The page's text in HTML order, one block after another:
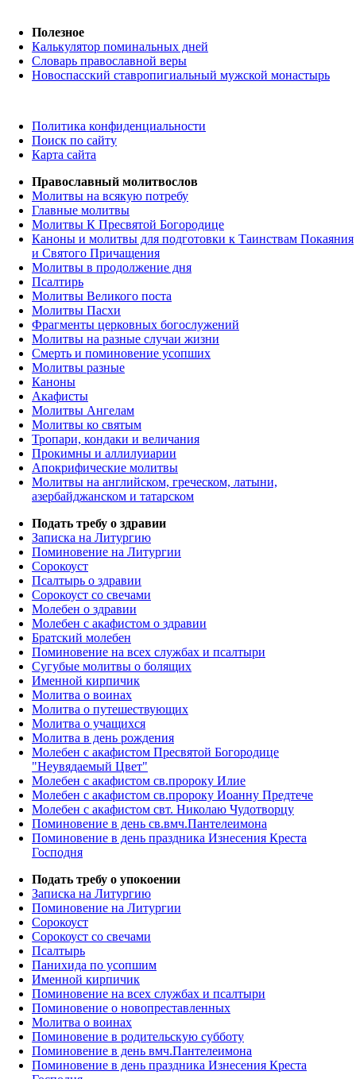
Полезное
Калькулятор поминальных дней
Словарь православной веры
Новоспасский ставропигиальный мужской монастырь
Политика конфиденциальности
Поиск по сайту
Карта сайта
Православный молитвослов
Молитвы на всякую потребу
Главные молитвы
Молитвы К Пресвятой Богородице
Каноны и молитвы для подготовки к Таинствам Покаяния
и Святого Причащения
Молитвы в продолжение дня
Псалтирь
Молитвы Великого поста
Молитвы Пасхи
Фрагменты церковных богослужений
Молитвы на разные случаи жизни
Смерть и поминовение усопших
Молитвы разные
Каноны
Акафисты
Молитвы Ангелам
Молитвы ко святым
Тропари, кондаки и величания
Прокимны и аллилуиарии
Апокрифические молитвы
Молитвы на английском, греческом, латыни,
азербайджанском и татарском
Подать требу о здравии
Записка на Литургию
Поминовение на Литургии
Сорокоуст
Псалтырь о здравии
Сорокоуст со свечами
Молебен о здравии
Молебен с акафистом о здравии
Братский молебен
Поминовение на всех службах и псалтыри
Сугубые молитвы о болящих
Именной кирпичик
Молитва о воинах
Молитва о путешествующих
Молитва о учащихся
Молитва в день рождения
Молебен с акафистом Пресвятой Богородице
"Неувядаемый Цвет"
Молебен с акафистом св.пророку Илие
Молебен с акафистом св.пророку Иоанну Предтече
Молебен с акафистом свт. Николаю Чудотворцу
Поминовение в день св.вмч.Пантелеимона
Поминовение в день праздника Изнесения Креста
Господня
Подать требу о упокоении
Записка на Литургию
Поминовение на Литургии
Сорокоуст
Сорокоуст со свечами
Псалтырь
Панихида по усопшим
Именной кирпичик
Поминовение на всех службах и псалтыри
Поминовение о новопреставленных
Молитва о воинах
Поминовение в родительскую субботу
Поминовение в день вмч.Пантелеимона
Поминовение в день праздника Изнесения Креста